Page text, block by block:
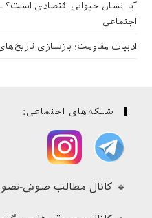
آیا انسان حیوانی اقتصادی
اجتماعی
ادبیات مقاومت؛ بازسازی
شبکه‌های اجتماعی:
🔹 کانال مطالب صوتی-